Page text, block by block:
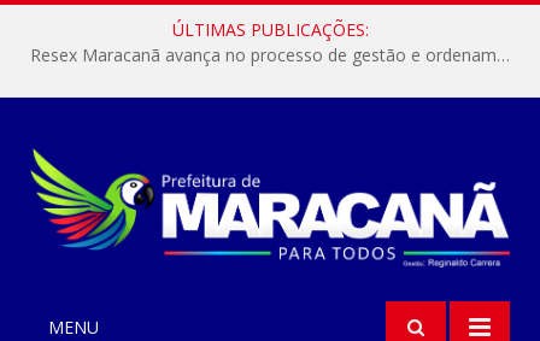
ÚLTIMAS PUBLICAÇÕES:
Resex Maracanã avança no processo de gestão e ordenamento do turismo em nossas áreas protegidas.
MENU